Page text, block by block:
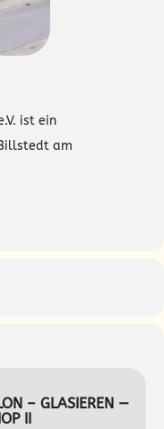
ist ein
am
– GLASIEREN —
II